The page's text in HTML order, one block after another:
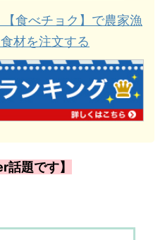
食べチョク】で農家漁
材を注文する
題です】